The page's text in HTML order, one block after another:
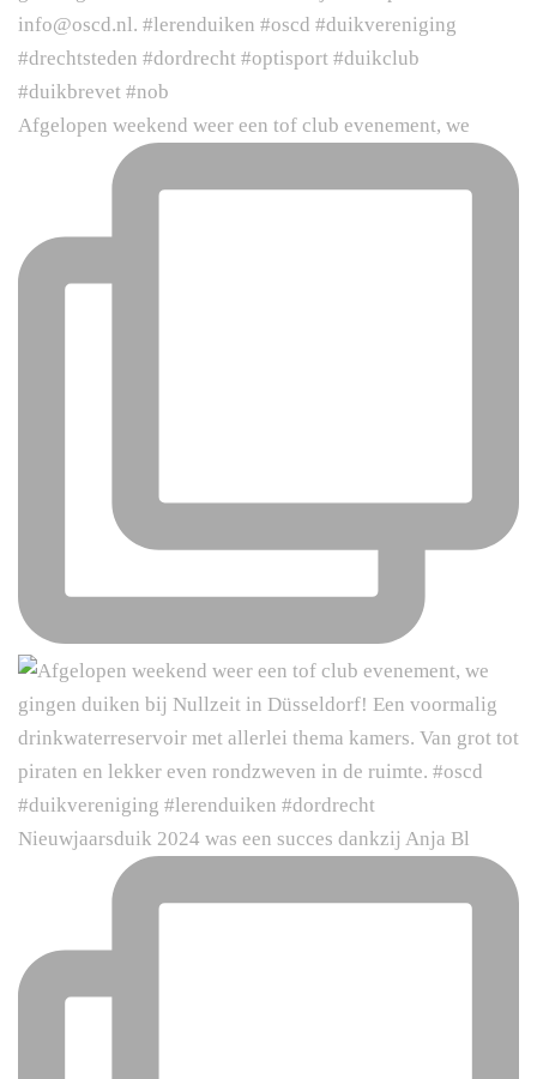
Afgelopen weekend weer een tof club evenement, we
Nieuwjaarsduik 2024 was een succes dankzij Anja Bl